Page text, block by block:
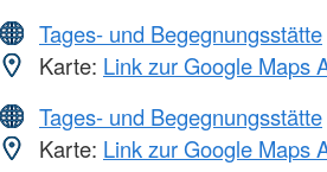
Tages- und Begegnungsstätte
Karte: Link zur Google Maps
Tages- und Begegnungsstätte
Karte: Link zur Google Maps